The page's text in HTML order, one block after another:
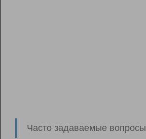
Часто задаваемые